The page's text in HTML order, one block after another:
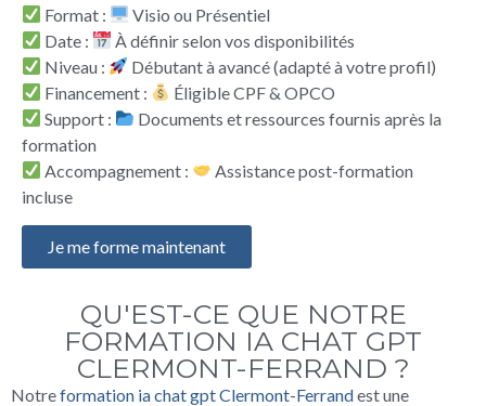
Format :
Visio ou Présentiel
Date :
À définir selon vos disponibilités
Niveau :
Débutant à avancé (adapté à votre profil)
Financement :
Éligible CPF & OPCO
Support :
Documents et ressources fournis après la
formation
Accompagnement :
Assistance post-formation
incluse
Je me forme maintenant
QU'EST-CE QUE NOTRE
FORMATION IA CHAT GPT
CLERMONT-FERRAND ?
Notreformation ia chat gpt Clermont-Ferrandest une